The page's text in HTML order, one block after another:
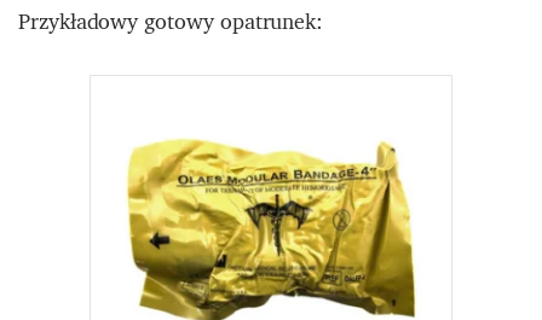
Przykładowy gotowy opatrunek: